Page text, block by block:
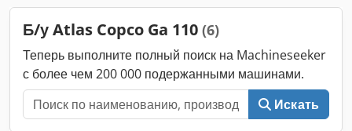
Б/у Atlas Copco Ga 110 (6)
Теперь выполните полный поиск на Machineseeker
с более чем 200 000 подержанными машинами.
Искать